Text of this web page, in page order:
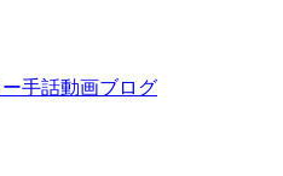
手話動画ブログ